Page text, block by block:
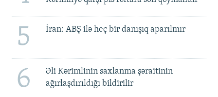
5 İran: ABŞ ilə heç bir danışıq aparılmır
6
Əli Kərimlinin saxlanma şəraitinin
ağırlaşdırıldığı bildirilir